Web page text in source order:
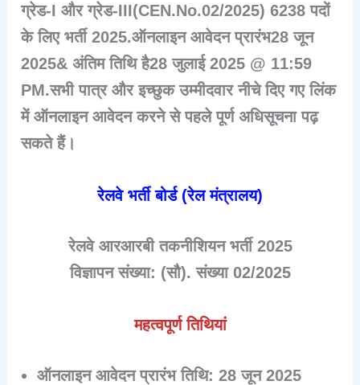
ग्रेड-I और ग्रेड-III(CEN.No.02/2025) 6238 पदों
के लिए भर्ती 2025.ऑनलाइन आवेदन प्रारंभ28 जून
2025& अंतिम तिथि है28 जुलाई 2025 @ 11:59
PM.सभी पात्र और इच्छुक उम्मीदवार नीचे दिए गए लिंक
में ऑनलाइन आवेदन करने से पहले पूर्ण अधिसूचना पढ़
सकते हैं।
रेलवे भर्ती बोर्ड (रेल मंत्रालय)
रेलवे आरआरबी तकनीशियन भर्ती 2025
विज्ञापन संख्या: (सौ). संख्या 02/2025
महत्वपूर्ण तिथियां
ऑनलाइन आवेदन प्रारंभ तिथि: 28 जून 2025